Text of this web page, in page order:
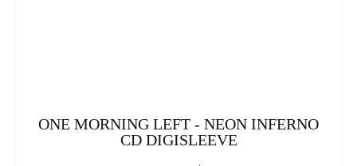
ONE MORNING LEFT - NEON INFERNO
CD DIGISLEEVE